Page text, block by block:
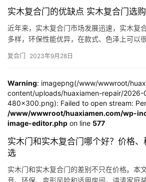
条封边压制成的实型体或接近实型体的门。
此多的…
实木复合门的优缺点 实木复合门选
近年来，实木复合门市场发展迅速，实木复
多样，环保性能优异，在款式、色泽上可以
门百科，从认识实木复合门开始，教你如何
门，一般是指以实木作为主材，外压贴中密
产或进…
复合门 2023年9月28日
Warning: imagepng(/www/wwwroot/
content/uploads/huaxiamen-repair/
480x300.png): Failed to open stream:
/www/wwwroot/huaxiamen.com/wp-
image-editor.php on line 577
实木门和实木复合门哪个好？价格
选
实木门和实木复合门的差别不只在价格。本
音、环保、变形风险和适用房间，讲清家庭